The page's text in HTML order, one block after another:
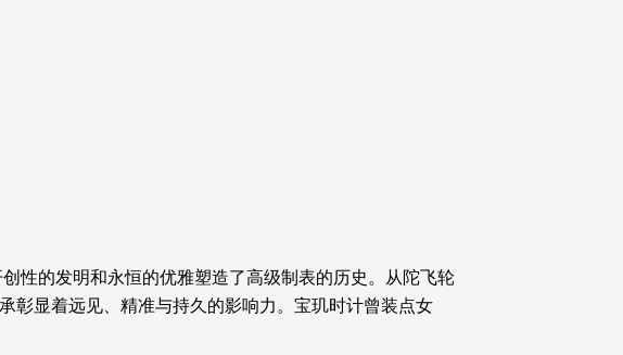
性的发明和永恒的优雅塑造了高级制表的历史。从陀飞轮
彰显着远见、精准与持久的影响力。宝玑时计曾装点女